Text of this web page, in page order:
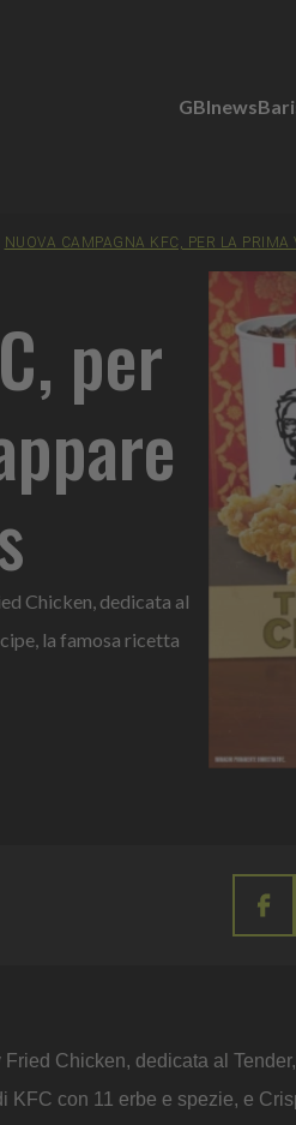
GBInews
NUOVA CAMPAGNA KFC, PER LA PRIMA
per
Chicken, dedicata al
la famosa ricetta
Chicken, dedicata al
con 11 erbe e spezie, e